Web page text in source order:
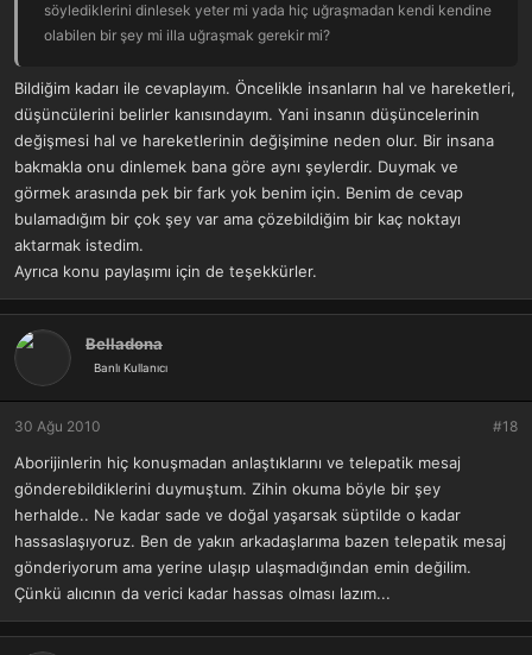
söylediklerini dinlesek yeter mi yada hiç uğraşmadan kendi kendine
olabilen bir şey mi illa uğraşmak gerekir mi?
Bildiğim kadarı ile cevaplayım. Öncelikle insanların hal ve hareketleri,
düşüncülerini belirler kanısındayım. Yani insanın düşüncelerinin
değişmesi hal ve hareketlerinin değişimine neden olur. Bir insana
bakmakla onu dinlemek bana göre aynı şeylerdir. Duymak ve
görmek arasında pek bir fark yok benim için. Benim de cevap
bulamadığım bir çok şey var ama çözebildiğim bir kaç noktayı
aktarmak istedim.
Ayrıca konu paylaşımı için de teşekkürler.
Belladona
Banlı Kullanıcı
30 Ağu 2010 #18
Aborijinlerin hiç konuşmadan anlaştıklarını ve telepatik mesaj
gönderebildiklerini duymuştum. Zihin okuma böyle bir şey
herhalde.. Ne kadar sade ve doğal yaşarsak süptilde o kadar
hassaslaşıyoruz. Ben de yakın arkadaşlarıma bazen telepatik mesaj
gönderiyorum ama yerine ulaşıp ulaşmadığından emin değilim.
Çünkü alıcının da verici kadar hassas olması lazım...